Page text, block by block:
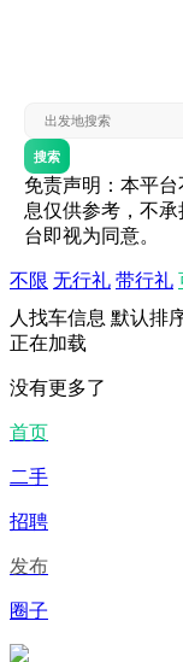
搜索
免责声明：本平
息仅供参考，不
台即视为同意。
不限 无行礼 带行礼
人找车信息 默认排
正在加载
没有更多了
首页
二手
招聘
发布
圈子